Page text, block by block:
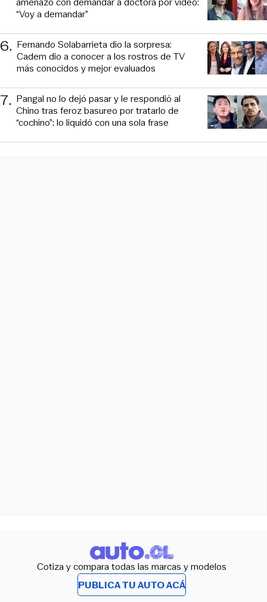
“Voy a demandar”
6. Fernando Solabarrieta dio la sorpresa:
Cadem dio a conocer a los rostros de TV
más conocidos y mejor evaluados
7. Pangal no lo dejó pasar y le respondió al
Chino tras feroz basureo por tratarlo de
“cochino”: lo liquidó con una sola frase
Cotiza y compara todas las marcas y modelos
PUBLICA TU AUTO ACÁ